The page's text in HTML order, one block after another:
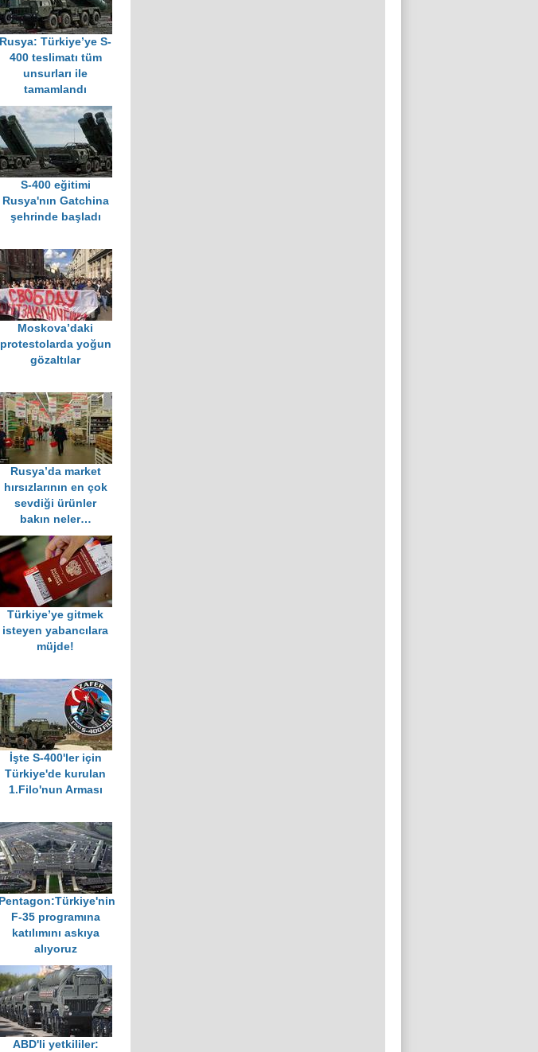
Rusya: Türkiye’ye S-
400 teslimatı tüm
unsurları ile
tamamlandı
S-400 eğitimi
Rusya'nın Gatchina
şehrinde başladı
Moskova’daki
protestolarda yoğun
gözaltılar
Rusya’da market
hırsızlarının en çok
sevdiği ürünler
bakın neler…
Türkiye’ye gitmek
isteyen yabancılara
müjde!
İşte S-400'ler için
Türkiye'de kurulan
1.Filo'nun Arması
Pentagon:Türkiye'nin
F-35 programına
katılımını askıya
alıyoruz
ABD'li yetkililer: